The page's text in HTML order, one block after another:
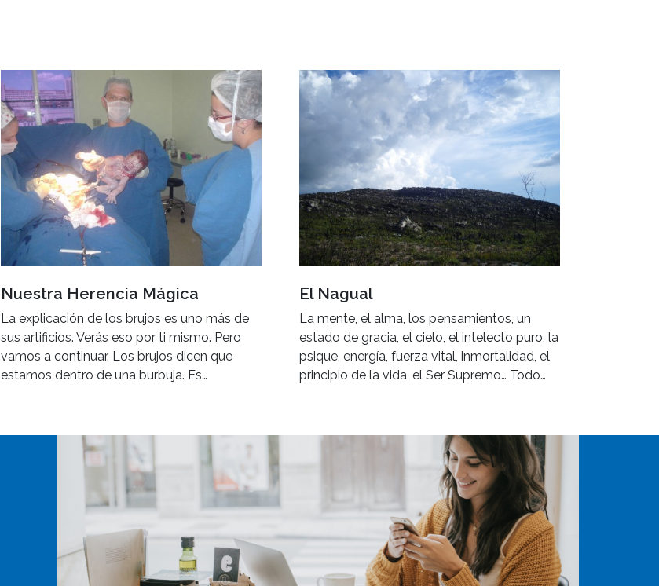
Nuestra Herencia Mágica
La explicación de los brujos es uno más de
sus artificios. Verás eso por ti mismo. Pero
vamos a continuar. Los brujos dicen que
estamos dentro de una burbuja. Es…
El Nagual
La mente, el alma, los pensamientos, un
estado de gracia, el cielo, el intelecto puro, la
psique, energía, fuerza vital, inmortalidad, el
principio de la vida, el Ser Supremo… Todo…